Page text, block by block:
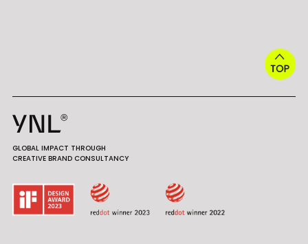
GLOBAL IMPACT THROUGH
CREATIVE BRAND CONSULTANCY